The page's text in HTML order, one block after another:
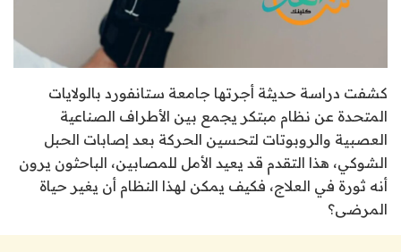
كشفت دراسة حديثة أجرتها جامعة ستانفورد بالولايات
المتحدة عن نظام مبتكر يجمع بين الأطراف الصناعية
العصبية والروبوتات لتحسين الحركة بعد إصابات الحبل
الشوكي، هذا التقدم قد يعيد الأمل للمصابين، الباحثون يرون
أنه ثورة في العلاج، فكيف يمكن لهذا النظام أن يغير حياة
المرضى؟